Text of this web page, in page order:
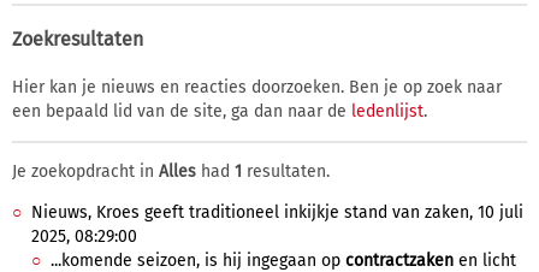
Zoekresultaten
Hier kan je nieuws en reacties doorzoeken. Ben je op zoek naar
een bepaald lid van de site, ga dan naar de ledenlijst.
Je zoekopdracht in Alles had 1 resultaten.
Nieuws, Kroes geeft traditioneel inkijkje stand van zaken, 10 juli
2025, 08:29:00
...komende seizoen, is hij ingegaan op contractzaken en licht